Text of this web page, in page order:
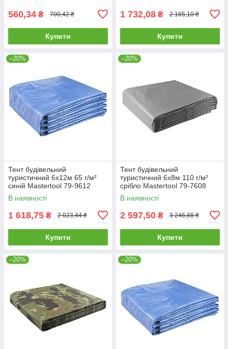
560,34 ₴ 700,42 ₴
Купити
1 732,08 ₴ 2 165,10 ₴
Купити
–20%
Тент будівельний
туристичний 6х12м 65 г/м²
синій Mastertool 79-9612
В наявності
1 618,75 ₴ 2 023,44 ₴
Купити
–20%
Тент будівельний
туристичний 6х8м 110 г/м²
срібло Mastertool 79-7608
В наявності
2 597,50 ₴ 3 246,88 ₴
Купити
–20% –20%